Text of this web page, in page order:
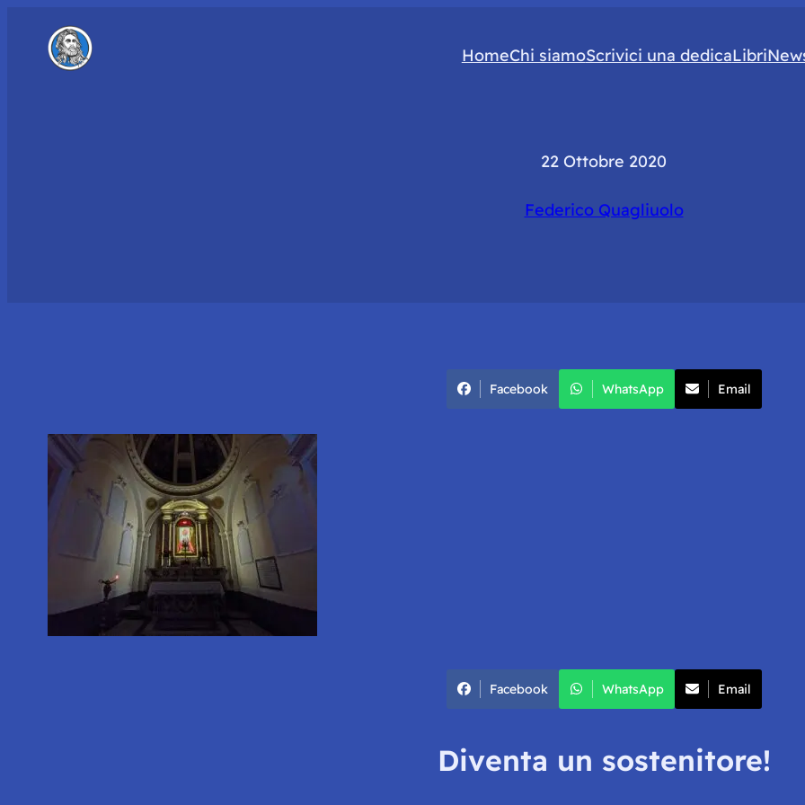
HomeChi siamoScrivici una dedicaLibri
22 Ottobre 2020
Federico Quagliuolo
Facebook WhatsApp Email
Facebook WhatsApp Email
Diventa un sostenitore!